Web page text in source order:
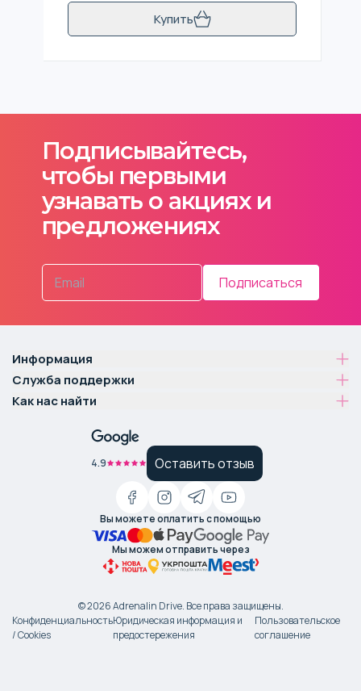
Купить
Подписывайтесь,
чтобы первыми
узнавать о акциях и
предложениях
Подписаться
Информация
Служба поддержки
Как нас найти
4.9 Оставить отзыв
Вы можете оплатить с помощью
Мы можем отправить через
©2026Adrenalin Drive. Все права защищены.
Конфиденциальность
/ Cookies
Юридическая информация и
предостережения
Пользовательское
соглашение